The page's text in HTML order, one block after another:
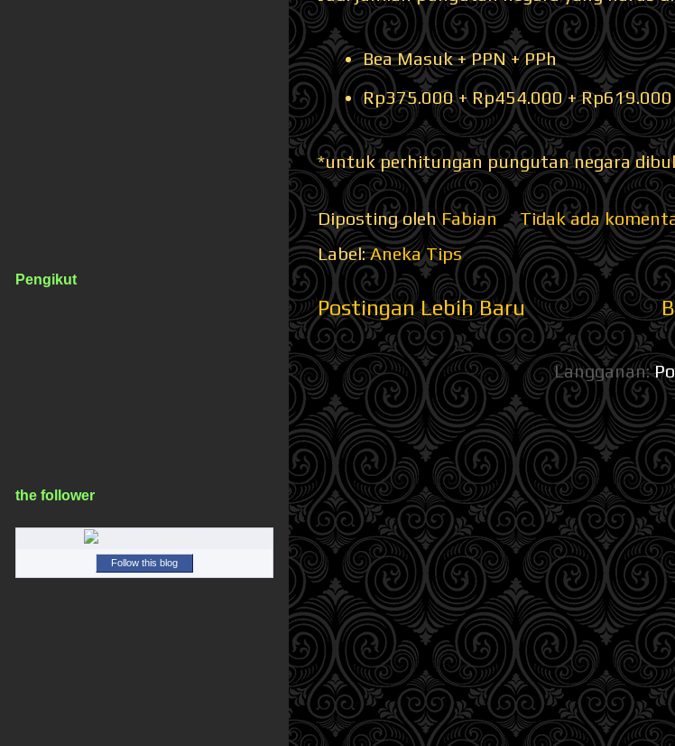
Bea Masuk + PPN + PPh
Rp375.000 + Rp454.000 +
*untuk perhitungan pungutan negara
Diposting olehFabian
Tidak ada
Label:Aneka Tips
Postingan Lebih Baru
Langganan:
Pengikut
the follower
Follow this blog